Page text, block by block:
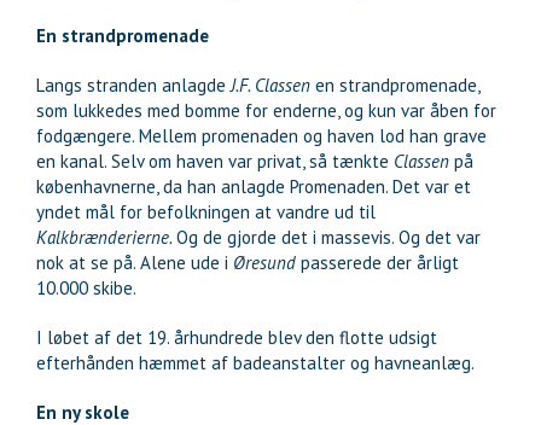
En strandpromenade
Langs stranden anlagdeJ.F. Classen en strandpromenade,
som lukkedes med bomme for enderne, og kun var åben for
fodgængere. Mellem promenaden og haven lod han grave
en kanal. Selv om haven var privat, så tænkte Classen på
københavnerne, da han anlagde Promenaden. Det var et
yndet mål for befolkningen at vandre ud til
Kalkbrænderierne.Og de gjorde det i massevis. Og det var
nok at se på. Alene ude i Øresund passerede der årligt
10.000 skibe.
I løbet af det 19. århundrede blev den flotte udsigt
efterhånden hæmmet af badeanstalter og havneanlæg.
En ny skole